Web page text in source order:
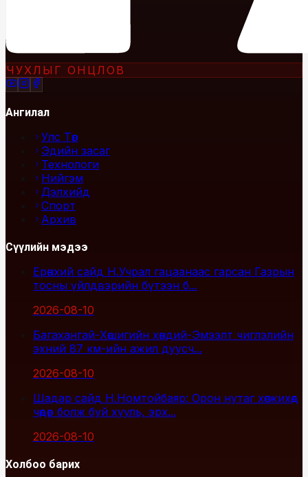
ЧУХЛЫГ ОНЦЛОВ
Ангилал
Улс Төр
Эдийн засаг
Технологи
Нийгэм
Дэлхийд
Спорт
Архив
Сүүлийн мэдээ
Ерөнхий сайд Н.Учрал гацаанаас гарсан Газрын
тосны үйлдвэрийн бүтээн б...
2026-08-10
Багахангай-Хөшигийн хөндий-Эмээлт чиглэлийн
эхний 87 км-ийн ажил дуусч...
2026-08-10
Шадар сайд Н.Номтойбаяр: Орон нутаг хөгжихөд
чөдөр болж буй хууль, эрх...
2026-08-10
Холбоо барих